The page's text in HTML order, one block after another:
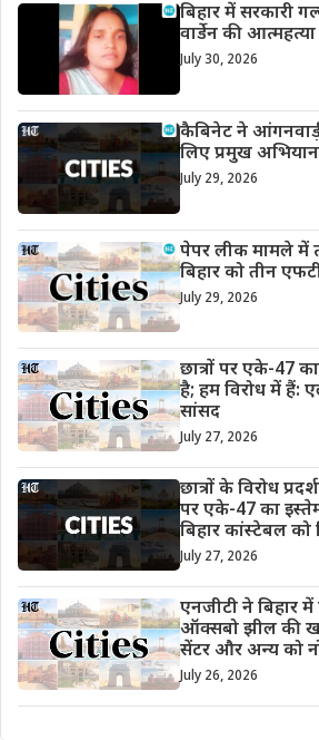
बिहार में सरकारी
वार्डेन की
July 30, 2026
कैबिनेट ने
लिए प्रमुख
July 29, 2026
पेपर लीक मामले में
बिहार को तीन
July 29, 2026
छात्रों पर एके-47
है; हम विरोध में हैं:
सांसद
July 27, 2026
छात्रों के विरोध
पर एके-47 का
बिहार कांस्टेबल को
July 27, 2026
एनजीटी ने बिहार
ऑक्सबो झील की
सेंटर और अन्य को
July 26, 2026